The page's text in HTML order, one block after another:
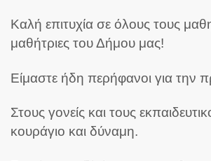
Καλή επιτυχία σε όλους τους
μαθήτριες του Δήμου μας!
Είμαστε ήδη περήφανοι για την
Στους γονείς και τους
κουράγιο και δύναμη.